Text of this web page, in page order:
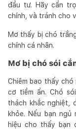
đầu tư. Hãy cẩn
chính, và tránh cho
Mơ thấy bị chó
chính cá nhân.
Mơ bị chó sói
Chiêm bao thấy chó
cơ tiềm ẩn. Chó
thách khắc nghiệt,
khỏe. Nếu bạn
hiệu cho thấy bạn